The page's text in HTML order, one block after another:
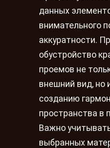
данных
внимательного
аккуратности.
обустройство
проемов не
внешний вид, но
созданию
пространства в
Важно
выбранных